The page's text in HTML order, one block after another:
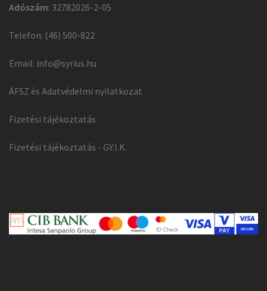
Adószám: 32782026-2-05
Telefon: (46) 500-822
Email: info@syrius.hu
ÁFSZ és Adatvédelmi nyilatkozat
Fizetési tájékoztatás
Fizetési tájékoztatás - GY.I.K.